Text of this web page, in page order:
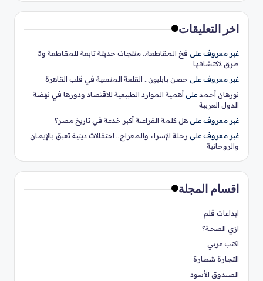
اخر التعليقات
غير معروف على
فخ المقاطعة.. منتجات حديثة تابعة للمقاطعة و3
طرق لاكتشافها
غير معروف على حصن بابليون.. القلعة المنسية في قلب القاهرة
نورهان أحمد على أهمية الموارد الطبيعية للاقتصاد ودورها في نهضة
الدول العربية
غير معروف على هل كلمة الفراعنة أكبر خدعة في تاريخ مصر؟
غير معروف على رحلة الإسراء والمعراج.. احتفالات دينية تعبق بالإيمان
والروحانية
اقسام المجلة
ابداعات قلم
ازي الصحة؟
اكتب عربي
التجارة شطارة
الصندوق الأسود